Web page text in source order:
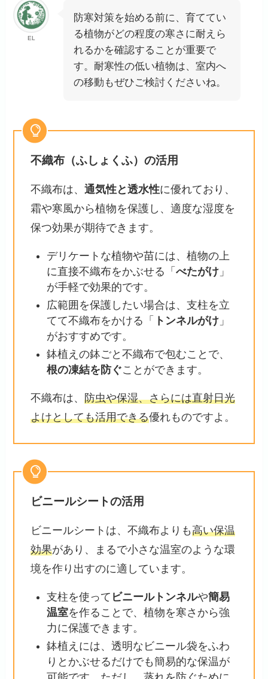
EL
防寒対策を始める前に、育ててい
る植物がどの程度の寒さに耐えら
れるかを確認することが重要で
す。耐寒性の低い植物は、室内へ
の移動もぜひご検討くださいね。
不織布（ふしょくふ）の活用
不織布は、通気性と透水性に優れており、
霜や寒風から植物を保護し、適度な湿度を
保つ効果が期待できます。
デリケートな植物や苗には、植物の上
に直接不織布をかぶせる「べたがけ 」
が手軽で効果的です。
広範囲を保護したい場合は、支柱を立
てて不織布をかける「
トンネルがけ 」
がおすすめです。
鉢植えの鉢ごと不織布で包むことで、
根の凍結を防ぐことができます。
不織布は、防虫や保湿、さらには直射日光
よけとしても活用できる優れものですよ。
ビニールシートの活用
ビニールシートは、不織布よりも高い保温
効果があり、まるで小さな温室のような環
境を作り出すのに適しています。
支柱を使って ビニールトンネルや簡易
温室を作ることで、植物を寒さから強
力に保護できます。
鉢植えには、透明なビニール袋をふわ
りとかぶせるだけでも簡易的な保温が